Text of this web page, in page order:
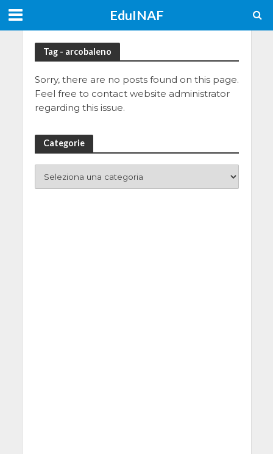
EduINAF
Tag - arcobaleno
Sorry, there are no posts found on this page.
Feel free to contact website administrator
regarding this issue.
Categorie